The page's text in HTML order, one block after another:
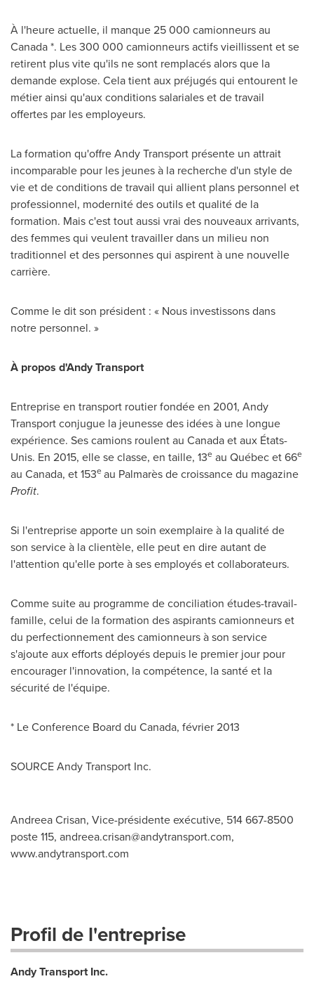
À l'heure actuelle, il manque 25 000 camionneurs au
Canada*. Les 300 000 camionneurs actifs vieillissent et se
retirent plus vite qu'ils ne sont remplacés alors que la
demande explose. Cela tient aux préjugés qui entourent le
métier ainsi qu'aux conditions salariales et de travail
offertes par les employeurs.
La formation qu'offre Andy Transport présente un attrait
incomparable pour les jeunes à la recherche d'un style de
vie et de conditions de travail qui allient plans personnel et
professionnel, modernité des outils et qualité de la
formation. Mais c'est tout aussi vrai des nouveaux arrivants,
des femmes qui veulent travailler dans un milieu non
traditionnel et des personnes qui aspirent à une nouvelle
carrière.
Comme le dit son président : « Nous investissons dans
notre personnel. »
À propos d'Andy Transport
Entreprise en transport routier fondée en 2001, Andy
Transport conjugue la jeunesse des idées à une longue
expérience. Ses camions roulent au Canadaet aux États-
Unis. En 2015, elle se classe, en taille, 13e au Québec et 66e
au Canada, et 153eau Palmarès de croissance du magazine
Profit.
Si l'entreprise apporte un soin exemplaire à la qualité de
son service à la clientèle, elle peut en dire autant de
l'attention qu'elle porte à ses employés et collaborateurs.
Comme suite au programme de conciliation études-travail-
famille, celui de la formation des aspirants camionneurs et
du perfectionnement des camionneurs à son service
s'ajoute aux efforts déployés depuis le premier jour pour
encourager l'innovation, la compétence, la santé et la
sécurité de l'équipe.
* Le Conference Board du Canada, février 2013
SOURCE Andy Transport Inc.
Andreea Crisan, Vice-présidente exécutive, 514 667-8500
poste 115, andreea.crisan@andytransport.com,
www.andytransport.com
Profil de l'entreprise
Andy Transport Inc.